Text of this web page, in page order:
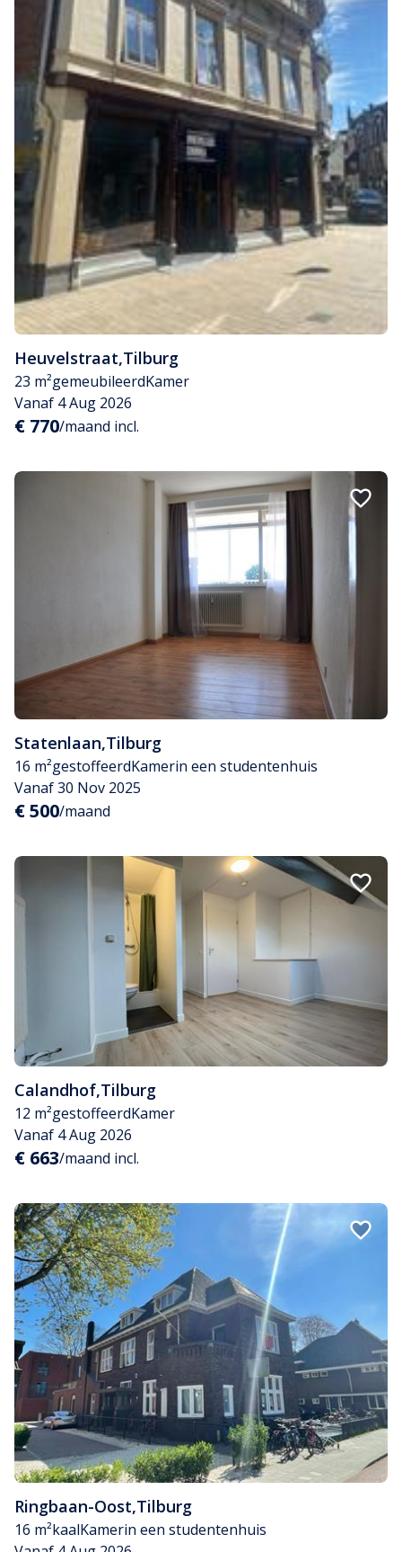
Heuvelstraat,Tilburg
23 m²gemeubileerdKamer
Vanaf 4 Aug 2026
€ 770/maand incl.
Statenlaan,Tilburg
16 m²gestoffeerdKamerin een studentenhuis
Vanaf 30 Nov 2025
€ 500/maand
Calandhof,Tilburg
12 m²gestoffeerdKamer
Vanaf 4 Aug 2026
€ 663/maand incl.
Ringbaan-Oost,Tilburg
16 m²kaalKamerin een studentenhuis